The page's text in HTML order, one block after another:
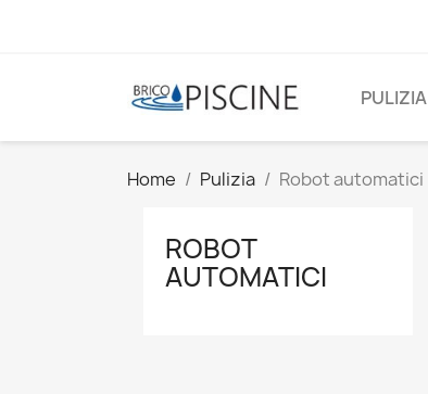
PULIZIA
Home Pulizia Robot automatici
ROBOT
AUTOMATICI